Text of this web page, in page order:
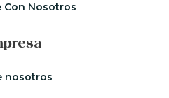
Con Nosotros
nosotros